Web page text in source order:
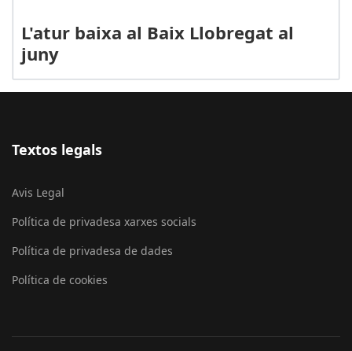
L'atur baixa al Baix Llobregat al
juny
Textos legals
Avis Legal
Política de privadesa xarxes socials
Política de privadesa de dades
Política de cookies